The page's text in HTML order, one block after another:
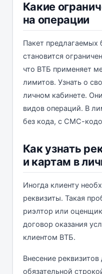
Какие
на операции
Пакет предлагаемых
становится
что ВТБ применяет
лимитов. Узнать о
личном кабинете.
видов операций. В
без кода, с СМС-
Как узнать
и картам в
Иногда клиенту
реквизиты. Такая
риэлтор или
договор оказания
клиентом ВТБ.
Внесение
обязательной